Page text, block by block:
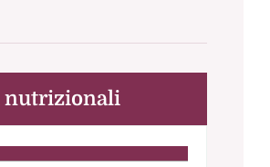
nutrizionali